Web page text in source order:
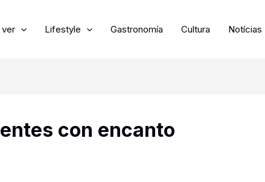
ver Lifestyle Gastronomía Cultura Notícias
con encanto